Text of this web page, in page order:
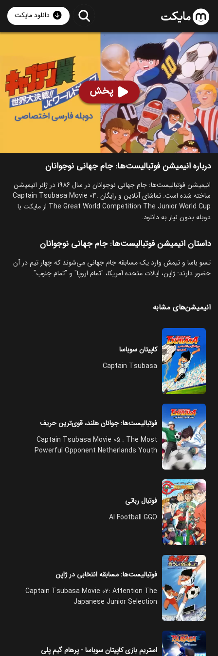
دانلود مایکت
پخش
انیمیشن فوتبالیست‌ها: جام جهانی نوجوانان با دوبله فارسی
Captain Tsubasa Movie 04: The Great World
Competition The Junior World Cup 1986
۴۳۸ 89% ۷.۰
ساخت ژاپن سال 1986
رده سنی ۷+
انیمیشن
خانوادگی ورزشی
درباره انیمیشن فوتبالیست‌ها: جام جهانی نوجوانان
انیمیشن فوتبالیست‌ها: جام جهانی نوجوانان در سال 1986 در ژانر انیمیشن
ساخته شده است. تماشای آنلاین و رایگان Captain Tsubasa Movie 04:
The Great World Competition The Junior World Cup از مایکت با
دوبله بدون نیاز به دانلود.
داستان انیمیشن فوتبالیست‌ها: جام جهانی نوجوانان
تسو باسا و تیمش وارد یک مسابقه جام جهانی می‌شوند که چهار تیم در آن
حضور دارند: ژاپن، ایالات متحده آمریکا، "تمام اروپا" و "تمام جنوب".
انیمیشن‌های مشابه
کاپیتان سوباسا
Captain Tsubasa
فوتبالیست‌‌ها: جوانان هلند، قوی‌ترین حریف
Captain Tsubasa Movie 05 : The Most
Powerful Opponent Netherlands Youth
فوتبال رباتی
AI Football GGO
فوتبالیست‌ها: مسابقه انتخابی در ژاپن
Captain Tsubasa Movie 02: Attention The
Japanese Junior Selection
استریم بازی کاپیتان سوباسا - پرهام گیم پلی